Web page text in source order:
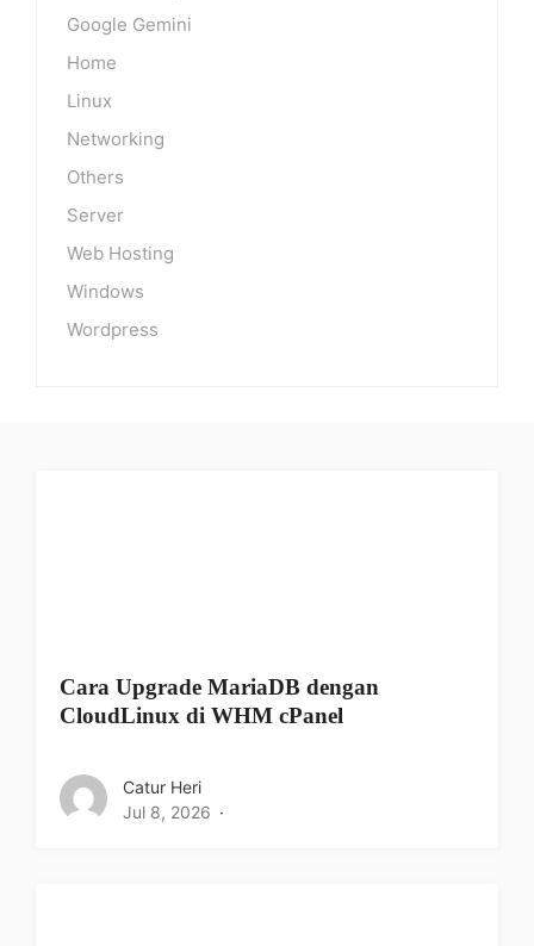
Google Gemini
Home
Linux
Networking
Others
Server
Web Hosting
Windows
Wordpress
Cara Upgrade MariaDB dengan
CloudLinux di WHM cPanel
Catur Heri
Jul 8, 2026